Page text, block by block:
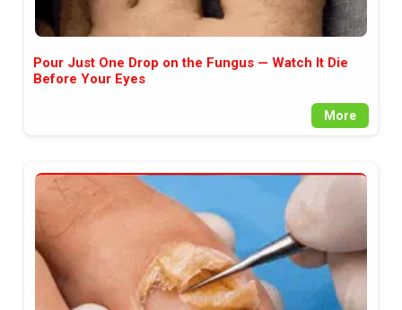
Pour Just One Drop on the Fungus — Watch It Die
Before Your Eyes
More